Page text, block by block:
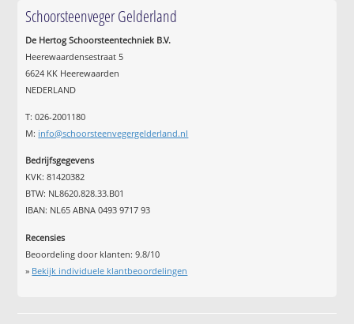
Schoorsteenveger Gelderland
De Hertog Schoorsteentechniek B.V.
Heerewaardensestraat 5
6624 KK Heerewaarden
NEDERLAND
T: 026-2001180
M: info@schoorsteenvegergelderland.nl
Bedrijfsgegevens
KVK: 81420382
BTW: NL8620.828.33.B01
IBAN: NL65 ABNA 0493 9717 93
Recensies
Beoordeling door klanten:9.8/10
» Bekijk individuele klantbeoordelingen